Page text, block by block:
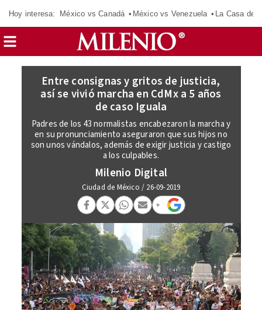
Hoy interesa: México vs Canadá México vs Venezuela La Casa de
Entre consignas y gritos de justicia,
así se vivió marcha en CdMx a 5 años
de caso Iguala
Padres de los 43 normalistas encabezaron la marcha y
en su pronunciamiento aseguraron que sus hijos no
son unos vándalos, además de exigir justicia y castigo
a los culpables.
Milenio Digital
Ciudad de México / 26-09-2019